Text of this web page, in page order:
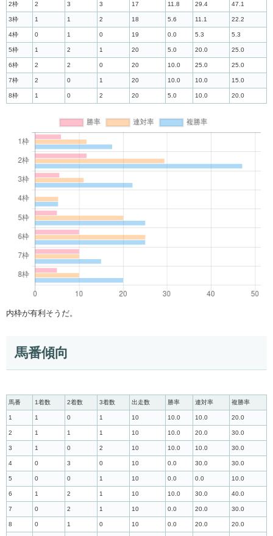
2枠 2 3 3 17 11.8 29.4 47.1
3枠 1 1 2 18 5.6 11.1 22.2
4枠 0 1 0 19 0.0 5.3 5.3
5枠 1 2 1 20 5.0 20.0 25.0
6枠 2 2 0 20 10.0 25.0 25.0
7枠 2 0 1 20 10.0 10.0 15.0
8枠 1 0 2 20 5.0 10.0 20.0
内枠が有利そうだ。
馬番傾向
馬番 1着数 2着数 3着数 出走数 勝率 連対率 複勝率
1 1 0 1 10 10.0 10.0 20.0
2 1 1 1 10 10.0 20.0 30.0
3 1 0 2 10 10.0 10.0 30.0
4 0 3 0 10 0.0 30.0 30.0
5 0 0 1 10 0.0 0.0 10.0
6 1 2 1 10 10.0 30.0 40.0
7 0 2 1 10 0.0 20.0 30.0
8 0 1 0 10 0.0 20.0 20.0